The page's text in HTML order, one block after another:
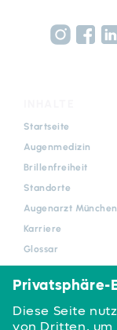
Navigation
Startseite
Augenmedizin
Brillenfreiheit
Standorte
Augenarzt München
Karriere
Glossar
Blog